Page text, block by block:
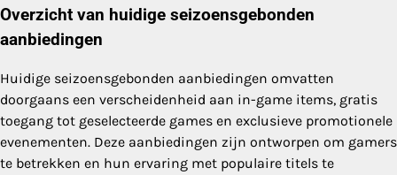
Overzicht van huidige seizoensgebonden
aanbiedingen
Huidige seizoensgebonden aanbiedingen omvatten
doorgaans een verscheidenheid aan in-game items, gratis
toegang tot geselecteerde games en exclusieve promotionele
evenementen. Deze aanbiedingen zijn ontworpen om gamers
te betrekken en hun ervaring met populaire titels te